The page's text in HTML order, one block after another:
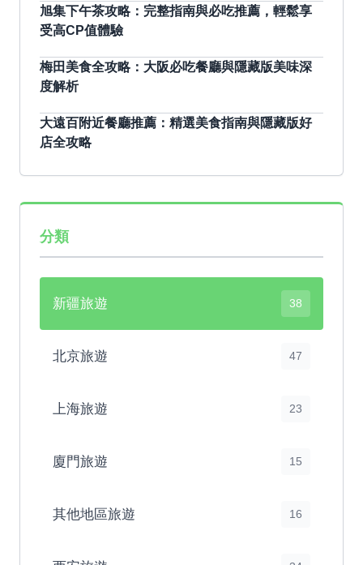
旭集下午茶攻略：完整指南與必吃推薦，輕鬆享
受高CP值體驗
梅田美食全攻略：大阪必吃餐廳與隱藏版美味深
度解析
大遠百附近餐廳推薦：精選美食指南與隱藏版好
店全攻略
分類
新疆旅遊 38
北京旅遊 47
上海旅遊 23
廈門旅遊 15
其他地區旅遊 16